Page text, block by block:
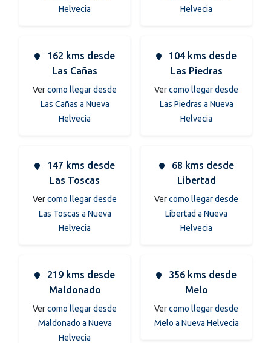
Helvecia
Helvecia
162 kms desde
Las Cañas
Vercomo llegar desde
Las Cañas a Nueva
Helvecia
104 kms desde
Las Piedras
Vercomo llegar desde
Las Piedras a Nueva
Helvecia
147 kms desde
Las Toscas
Vercomo llegar desde
Las Toscas a Nueva
Helvecia
68 kms desde
Libertad
Vercomo llegar desde
Libertad a Nueva
Helvecia
219 kms desde
Maldonado
Vercomo llegar desde
Maldonado a Nueva
Helvecia
356 kms desde
Melo
Vercomo llegar desde
Melo a Nueva Helvecia